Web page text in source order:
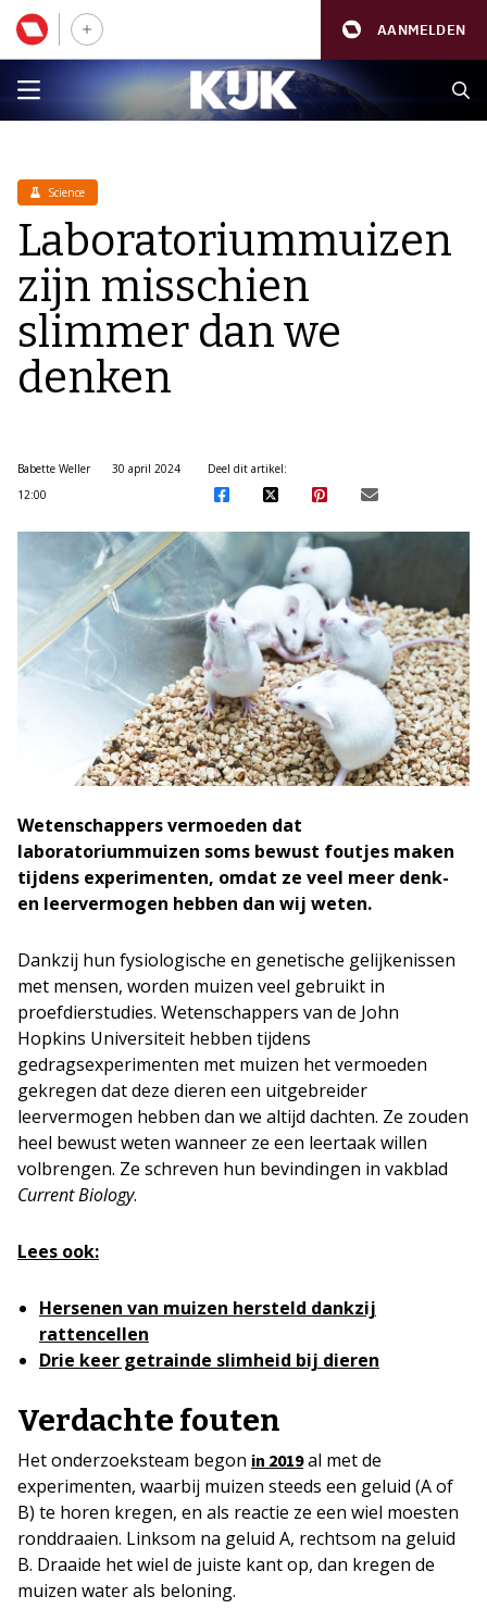
AANMELDEN
Science
Laboratoriummuizen
zijn misschien
slimmer dan we
denken
Babette Weller
30 april 2024
12:00
Deel dit artikel:
Wetenschappers vermoeden dat
laboratoriummuizen soms bewust foutjes maken
tijdens experimenten, omdat ze veel meer denk-
en leervermogen hebben dan wij weten.
Dankzij hun fysiologische en genetische gelijkenissen
met mensen, worden muizen veel gebruikt in
proefdierstudies. Wetenschappers van de John
Hopkins Universiteit hebben tijdens
gedragsexperimenten met muizen het vermoeden
gekregen dat deze dieren een uitgebreider
leervermogen hebben dan we altijd dachten. Ze zouden
heel bewust weten wanneer ze een leertaak willen
volbrengen. Ze schreven hun bevindingen in vakblad
Current Biology.
Lees ook:
Hersenen van muizen hersteld dankzij
rattencellen
Drie keer getrainde slimheid bij dieren
Verdachte fouten
Het onderzoeksteam begon in 2019al met de
experimenten, waarbij muizen steeds een geluid (A of
B) te horen kregen, en als reactie ze een wiel moesten
ronddraaien. Linksom na geluid A, rechtsom na geluid
B. Draaide het wiel de juiste kant op, dan kregen de
muizen water als beloning.